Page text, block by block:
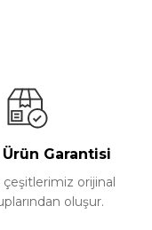
Garantisi
orijinal
oluşur.